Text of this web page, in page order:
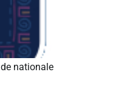
nationale